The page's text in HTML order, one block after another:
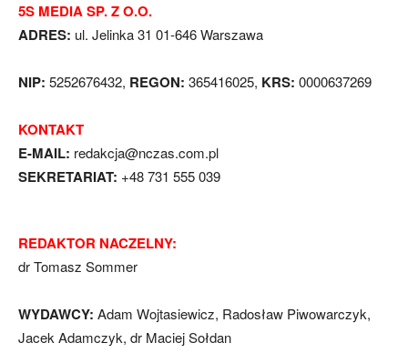
5S MEDIA SP. Z O.O.
ADRES: ul. Jelinka 31 01-646 Warszawa
NIP: 5252676432, REGON: 365416025, KRS: 0000637269
KONTAKT
E-MAIL: redakcja@nczas.com.pl
SEKRETARIAT: +48 731 555 039
REDAKTOR NACZELNY:
dr Tomasz Sommer
WYDAWCY: Adam Wojtasiewicz, Radosław Piwowarczyk,
Jacek Adamczyk, dr Maciej Sołdan